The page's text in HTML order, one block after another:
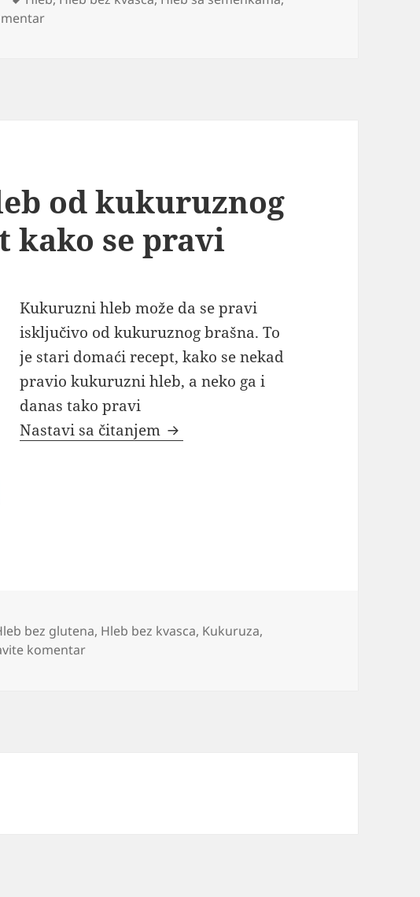
na Domaći integralni hleb bez kvasca recept
od kukuruznog
kako se pravi
Kukuruzni hleb može da se pravi
isključivo od kukuruznog brašna. To
je stari domaći recept, kako se nekad
pravio kukuruzni hleb, a neko ga i
danas tako pravi
Nastavi sa čitanjem Kukuruzni hleb od kukuruznog
bez glutena, Hleb bez kvasca, Kukuruza,
komentarna Kukuruzni hleb od kukuruznog brašna recept kako